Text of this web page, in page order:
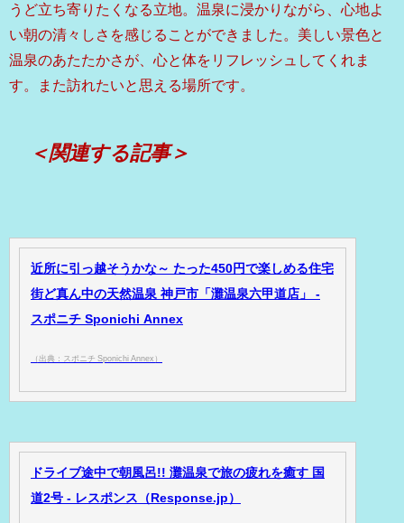
うど立ち寄りたくなる立地。温泉に浸かりながら、心地よ
い朝の清々しさを感じることができました。美しい景色と
温泉のあたたかさが、心と体をリフレッシュしてくれま
す。また訪れたいと思える場所です。
＜関連する記事＞
近所に引っ越そうかな～ たった450円で楽しめる住宅
街ど真ん中の天然温泉 神戸市「灘温泉六甲道店」 -
スポニチ Sponichi Annex
（出典：スポニチ Sponichi Annex）
ドライブ途中で朝風呂!! 灘温泉で旅の疲れを癒す 国
道2号 - レスポンス（Response.jp）